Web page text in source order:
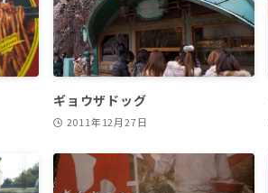
ギョウザドッグ
2011年12月27日